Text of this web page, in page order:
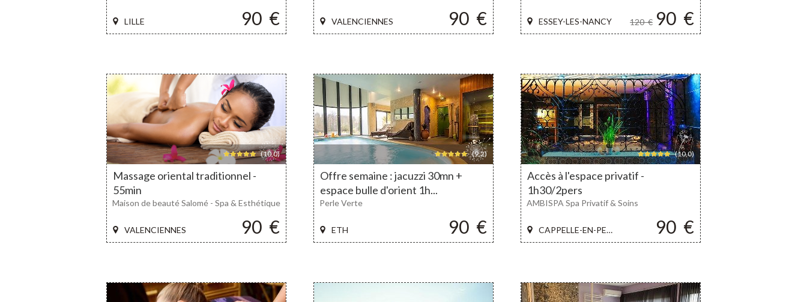
90 €
LILLE 90 €
VALENCIENNES 120€ 90 €
ESSEY-LES-NANCY
(10,0)
Massage oriental traditionnel -
55min
90 €
VALENCIENNES
Maison de beauté Salomé - Spa & Esthétique
(9,2)
Offre semaine : jacuzzi 30mn +
espace bulle d'orient 1h...
90 €
ETH
Perle Verte
(10,0)
Accès à l'espace privatif -
1h30/2pers
90 €
CAPPELLE-EN-PEVELE
AMBISPA Spa Privatif & Soins